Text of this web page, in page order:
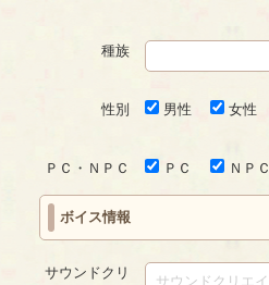
種族
性別 男性 女性
ＰＣ・ＮＰＣ ＰＣ ＮＰＣ
ボイス情報
サウンドクリ